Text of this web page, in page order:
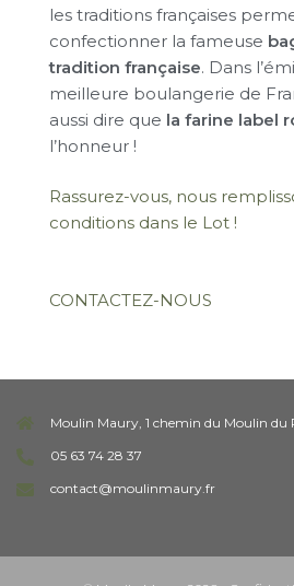
les traditions françaises
confectionner la fameuse
tradition française. Dans
meilleure boulangerie de
aussi dire que la farine label
l’honneur !
Rassurez-vous, nous
conditions dans le Lot !
CONTACTEZ-NOUS
Moulin Maury, 1 chemin du Moulin du
05 63 74 28 37
contact@moulinmaury.fr